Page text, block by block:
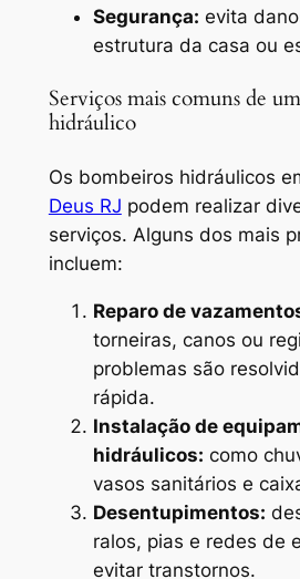
Segurança: evita
estrutura da casa ou
Serviços mais comuns de
hidráulico
Os bombeiros hidráulicos
Deus RJ podem realizar
serviços. Alguns dos mais
incluem:
Reparo de
torneiras, canos ou
problemas são
rápida.
Instalação de
hidráulicos: como
vasos sanitários e
Desentupimentos:
ralos, pias e redes de
evitar transtornos.